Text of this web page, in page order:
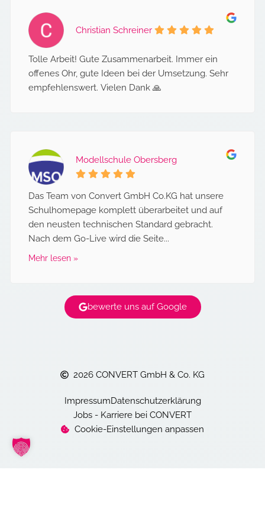
Christian Schreiner
Tolle Arbeit! Gute Zusammenarbeit. Immer ein
offenes Ohr, gute Ideen bei der Umsetzung. Sehr
empfehlenswert. Vielen Dank 🙏
Modellschule Obersberg
Das Team von Convert GmbH Co.KG hat unsere
Schulhomepage komplett überarbeitet und auf
den neusten technischen Standard gebracht.
Nach dem Go-Live wird die Seite...
Mehr lesen »
bewerte uns auf Google
2026 CONVERT GmbH & Co. KG
ImpressumDatenschutzerklärung
Jobs - Karriere bei CONVERT
Cookie-Einstellungen anpassen